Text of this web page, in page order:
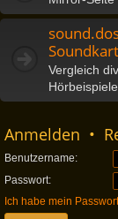
Vergleich
Anmelden •
Benutzername:
Passwort:
Ich habe mein